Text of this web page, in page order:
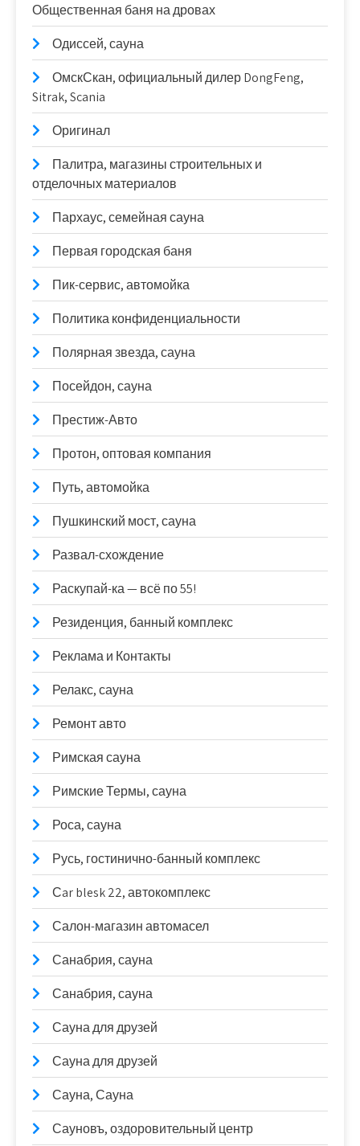
Общественная баня на дровах
Одиссей, сауна
ОмскСкан, официальный дилер DongFeng,
Sitrak, Scania
Оригинал
Палитра, магазины строительных и
отделочных материалов
Пархаус, семейная сауна
Первая городская баня
Пик-сервис, автомойка
Политика конфиденциальности
Полярная звезда, сауна
Посейдон, сауна
Престиж-Авто
Протон, оптовая компания
Путь, автомойка
Пушкинский мост, сауна
Развал-схождение
Раскупай-ка — всё по 55!
Резиденция, банный комплекс
Реклама и Контакты
Релакс, сауна
Ремонт авто
Римская сауна
Римские Термы, сауна
Роса, сауна
Русь, гостинично-банный комплекс
Сar blesk 22, автокомплекс
Салон-магазин автомасел
Санабрия, сауна
Санабрия, сауна
Сауна для друзей
Сауна для друзей
Сауна, Сауна
Сауновъ, оздоровительный центр